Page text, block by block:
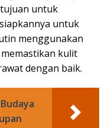
untuk
untuk
menggunakan
kulit
dengan baik.